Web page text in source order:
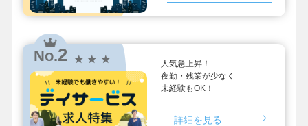
No.2 ★ ★ ★
人気急上昇！
夜勤・残業が少なく
未経験もOK！
詳細を見る